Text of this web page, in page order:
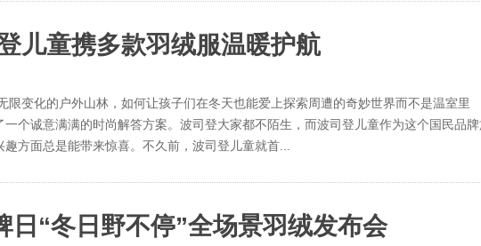
儿童携多款羽绒服温暖护航
限变化的户外山林，如何让孩子们在冬天也能爱上探索周遭的奇妙世界而不是温室里
一个诚意满满的时尚解答方案。波司登大家都不陌生，而波司登儿童作为这个国民品
方面总是能带来惊喜。不久前，波司登儿童就首...
日“冬日野不停”全场景羽绒发布会